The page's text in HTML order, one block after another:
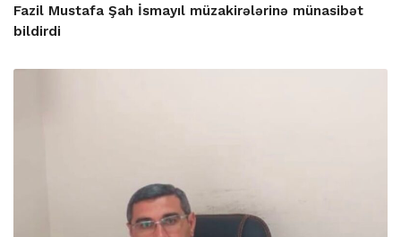
Fazil Mustafa Şah İsmayıl müzakirələrinə münasibət
bildirdi